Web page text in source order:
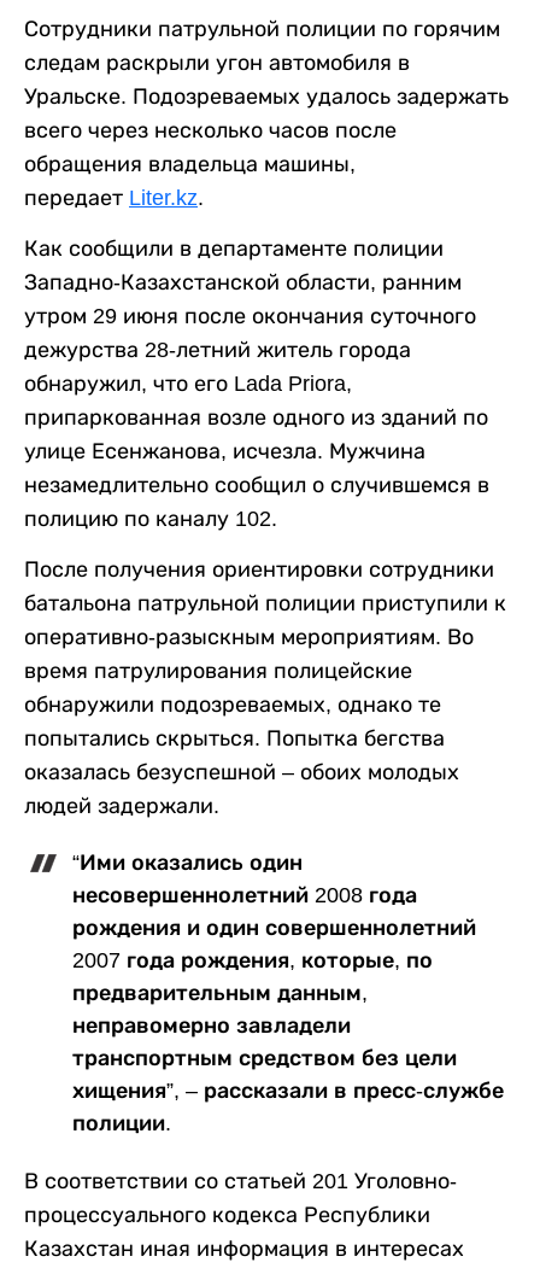
Сотрудники патрульной полиции по горячим
следам раскрыли угон автомобиля в
Уральске. Подозреваемых удалось задержать
всего через несколько часов после
обращения владельца машины,
передает Liter.kz.
Как сообщили в департаменте полиции
Западно-Казахстанской области, ранним
утром 29 июня после окончания суточного
дежурства 28-летний житель города
обнаружил, что его Lada Priora,
припаркованная возле одного из зданий по
улице Есенжанова, исчезла. Мужчина
незамедлительно сообщил о случившемся в
полицию по каналу 102.
После получения ориентировки сотрудники
батальона патрульной полиции приступили к
оперативно-разыскным мероприятиям. Во
время патрулирования полицейские
обнаружили подозреваемых, однако те
попытались скрыться. Попытка бегства
оказалась безуспешной – обоих молодых
людей задержали.
“Ими оказались один
несовершеннолетний 2008 года
рождения и один совершеннолетний
2007 года рождения, которые, по
предварительным данным,
неправомерно завладели
транспортным средством без цели
хищения”, – рассказали в пресс-службе
полиции.
В соответствии со статьей 201 Уголовно-
процессуального кодекса Республики
Казахстан иная информация в интересах